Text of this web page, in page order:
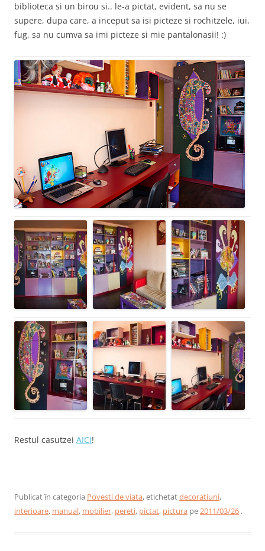
biblioteca si un birou si.. le-a pictat, evident, sa nu se
supere, dupa care, a inceput sa isi picteze si rochitzele, iui,
fug, sa nu cumva sa imi picteze si mie pantalonasii! :)
Restul casutzei AICI!
Publicat în categoria Povesti de viata, etichetatdecoratiuni,
interioare, manual, mobilier, pereti, pictat, pictura pe2011/03/26 .